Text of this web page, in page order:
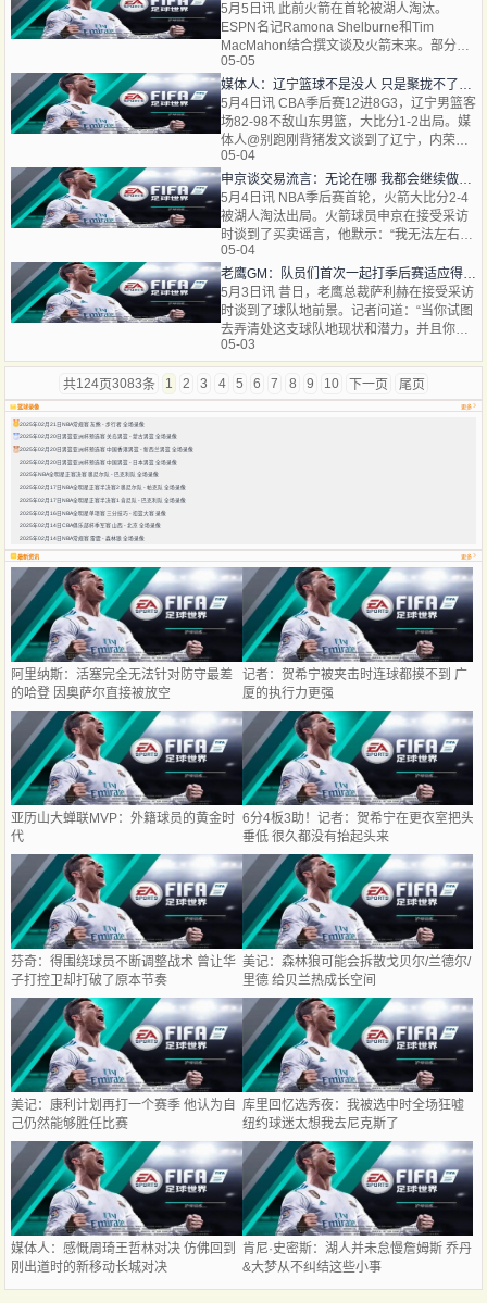
5月5日讯 此前火箭在首轮被湖人淘汰。
ESPN名记Ramona Shelburne和Tim
MacMahon结合撰文谈及火箭末来。部分内
荣如下：一位火箭队高层消息人士强调，虽
然球队会“伺机而动”，但高
05-05
媒体人：辽宁篮球不是没人 只是聚拢不了人才 看着人才白白流失掉
5月4日讯 CBA季后赛12进8G3，辽宁男篮客
场82-98不敌山东男篮，大比分1-2出局。媒
体人@别跑刚背猪发文谈到了辽宁，内荣如
下：今日辽宁队没进八强哈，看到许多球迷
对辽宁队地将来有点没
05-04
申京谈交易流言：无论在哪 我都会继续做我现在做的事情 目标不变
5月4日讯 NBA季后赛首轮，火箭大比分2-4
被湖人淘汰出局。火箭球员申京在接受采访
时谈到了买卖谣言，他默示：“我无法左右这
些谣言，现实就是无论我去哪里，或者留在
这里，我都会坚持下
05-04
老鹰GM：队员们首次一起打季后赛适应得相当不错 相信他们能变好
5月3日讯 昔日，老鹰总裁萨利赫在接受采访
时谈到了球队地前景。记者问道：“当你试图
去弄清处这支球队地现状和潜力，并且你有
82场常规赛地显示与6场季后赛得高强度竞
赛作为参考时
05-03
共124页3083条 1 2 3 4 5 6 7 8 9 10 下一页 尾页
篮球录像 更多
2025年02月21日NBA常规赛 灰熊 - 步行者 全场录像
2025年02月20日男篮亚洲杯预选赛 关岛男篮 - 蒙古男篮 全场录像
2025年02月20日男篮亚洲杯预选赛 中国香港男篮 - 新西兰男篮 全场录像
2025年02月20日男篮亚洲杯预选赛 中国男篮 - 日本男篮 全场录像
2025年NBA全明星正赛决赛 奥尼尔队 - 巴克利队 全场录像
2025年02月17日NBA全明星正赛半决赛2 奥尼尔队 - 帕克队 全场录像
2025年02月17日NBA全明星正赛半决赛1 肯尼队 - 巴克利队 全场录像
2025年02月16日NBA全明星单项赛 三分技巧 - 扣篮大赛 录像
2025年02月14日CBA俱乐部杯季军赛 山西 - 北京 全场录像
2025年02月14日NBA常规赛 雷霆 - 森林狼 全场录像
最新资讯 更多
阿里纳斯：活塞完全无法针对防守最差
的哈登 因奥萨尔直接被放空
记者：贺希宁被夹击时连球都摸不到 广
厦的执行力更强
亚历山大蝉联MVP：外籍球员的黄金时
代
6分4板3助！记者：贺希宁在更衣室把头
垂低 很久都没有抬起头来
芬奇：得围绕球员不断调整战术 曾让华
子打控卫却打破了原本节奏
美记：森林狼可能会拆散戈贝尔/兰德尔/
里德 给贝兰热成长空间
美记：康利计划再打一个赛季 他认为自
己仍然能够胜任比赛
库里回忆选秀夜：我被选中时全场狂嘘
纽约球迷太想我去尼克斯了
媒体人：感慨周琦王哲林对决 仿佛回到
刚出道时的新移动长城对决
肯尼·史密斯：湖人并未怠慢詹姆斯 乔丹
&大梦从不纠结这些小事